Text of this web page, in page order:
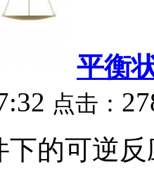
平衡
点击：
下的可逆